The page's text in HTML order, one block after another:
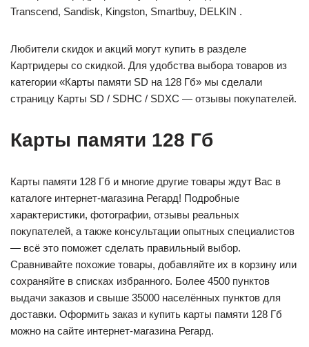
Transcend, Sandisk, Kingston, Smartbuy, DELKIN .
Любители скидок и акций могут купить в разделе
Картридеры со скидкой. Для удобства выбора товаров из
категории «Карты памяти SD на 128 Гб» мы сделали
страницу Карты SD / SDHC / SDXC — отзывы покупателей.
Карты памяти 128 Гб
Карты памяти 128 Гб и многие другие товары ждут Вас в
каталоге интернет-магазина Регард! Подробные
характеристики, фотографии, отзывы реальных
покупателей, а также консультации опытных специалистов
— всё это поможет сделать правильный выбор.
Сравнивайте похожие товары, добавляйте их в корзину или
сохраняйте в списках избранного. Более 4500 пунктов
выдачи заказов и свыше 35000 населённых пунктов для
доставки. Оформить заказ и купить карты памяти 128 Гб
можно на сайте интернет-магазина Регард.